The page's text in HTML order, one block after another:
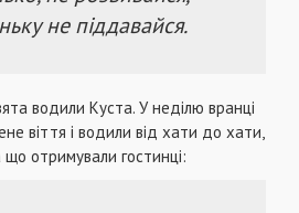
не піддавайся.
водили Куста. У неділю вранці
віття і водили від хати до хати,
що отримували гостинці: